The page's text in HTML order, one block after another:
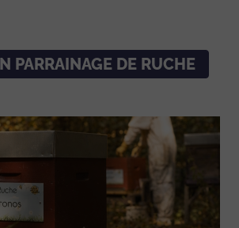
PARRAINAGE DE RUCHE